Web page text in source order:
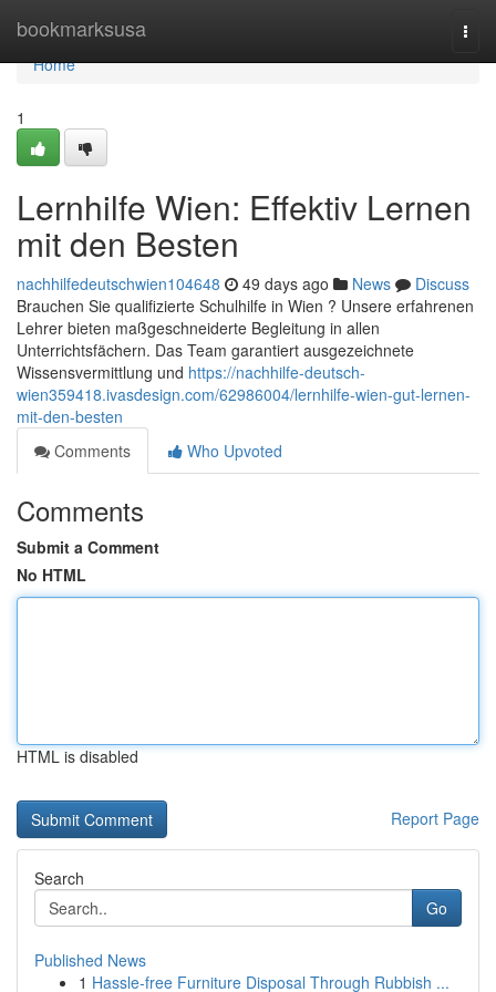
bookmarksusa
Home
Home
1
Lernhilfe Wien: Effektiv Lernen
mit den Besten
nachhilfedeutschwien104648 49 days ago News
Discuss
Brauchen Sie qualifizierte Schulhilfe in Wien ? Unsere erfahrenen
Lehrer bieten maßgeschneiderte Begleitung in allen
Unterrichtsfächern. Das Team garantiert ausgezeichnete
Wissensvermittlung und https://nachhilfe-deutsch-
wien359418.ivasdesign.com/62986004/lernhilfe-wien-gut-lernen-
mit-den-besten
Comments
Who Upvoted
Comments
Submit a Comment
No HTML
HTML is disabled
Report Page
Search
Go
Published News
1 Hassle-free Furniture Disposal Through Rubbish ...